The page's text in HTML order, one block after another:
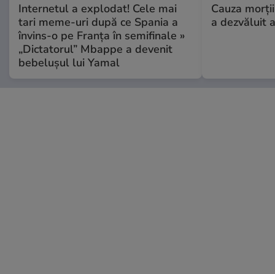
Internetul a explodat! Cele mai
tari meme-uri după ce Spania a
învins-o pe Franța în semifinale »
„Dictatorul” Mbappe a devenit
bebelușul lui Yamal
Cauza
a dezvăluit